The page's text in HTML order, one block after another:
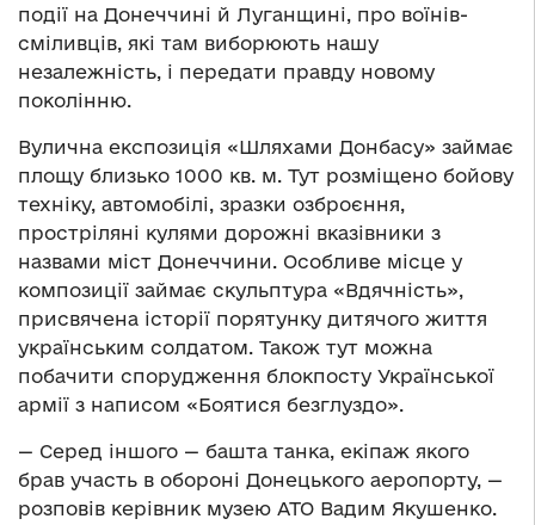
події на Донеччині й Луганщині, про воїнів-
сміливців, які там виборюють нашу
незалежність, і передати правду новому
поколінню.
Вулична експозиція «Шляхами Донбасу» займає
площу близько 1000 кв. м. Тут розміщено бойову
техніку, автомобілі, зразки озброєння,
простріляні кулями дорожні вказівники з
назвами міст Донеччини. Особливе місце у
композиції займає скульптура «Вдячність»,
присвячена історії порятунку дитячого життя
українським солдатом. Також тут можна
побачити спорудження блокпосту Української
армії з написом «Боятися безглуздо».
— Серед іншого — башта танка, екіпаж якого
брав участь в обороні Донецького аеропорту, —
розповів керівник музею АТО Вадим Якушенко.